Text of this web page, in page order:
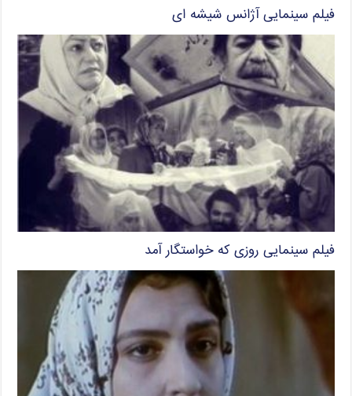
فیلم سینمایی آژانس شیشه ای
فیلم سینمایی روزی که خواستگار آمد